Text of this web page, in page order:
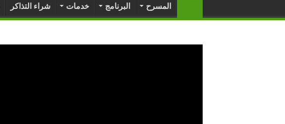
المسرح البرنامج خدمات شراء التذاكر